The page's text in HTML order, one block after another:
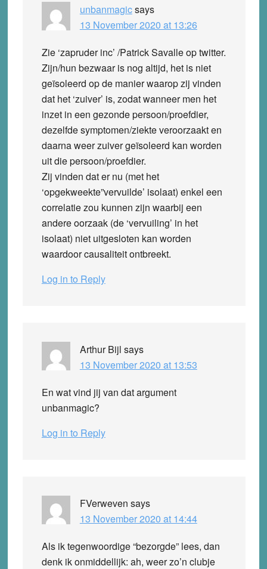
unbanmagicsays
13 November 2020 at 13:26
Zie ‘zapruder inc’ /Patrick Savalle op twitter.
Zijn/hun bezwaar is nog altijd, het is niet
geïsoleerd op de manier waarop zij vinden
dat het ‘zuiver’ is, zodat wanneer men het
inzet in een gezonde persoon/proefdier,
dezelfde symptomen/ziekte veroorzaakt en
daarna weer zuiver geïsoleerd kan worden
uit die persoon/proefdier.
Zij vinden dat er nu (met het
‘opgekweekte”vervuilde’ isolaat) enkel een
correlatie zou kunnen zijn waarbij een
andere oorzaak (de ‘vervuiling’ in het
isolaat) niet uitgesloten kan worden
waardoor causaliteit ontbreekt.
Log in to Reply
Arthur Bijl says
13 November 2020 at 13:53
En wat vind jij van dat argument
unbanmagic?
Log in to Reply
FVerweven says
13 November 2020 at 14:44
Als ik tegenwoordige “bezorgde” lees, dan
denk ik onmiddellijk: ah, weer zo’n clubje